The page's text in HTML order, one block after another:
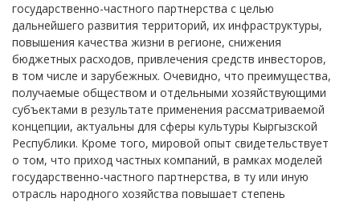
государственно-частного партнерства с целью
дальнейшего развития территорий, их инфраструктуры,
повышения качества жизни в регионе, снижения
бюджетных расходов, привлечения средств инвесторов,
в том числе и зарубежных. Очевидно, что преимущества,
получаемые обществом и отдельными хозяйствующими
субъектами в результате применения рассматриваемой
концепции, актуальны для сферы культуры Кыргызской
Республики. Кроме того, мировой опыт свидетельствует
о том, что приход частных компаний, в рамках моделей
государственно-частного партнерства, в ту или иную
отрасль народного хозяйства повышает степень